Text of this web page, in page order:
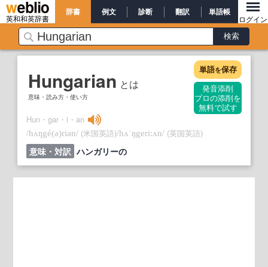
英和和英辞書
辞書 例文 診断 翻訳 単語帳
ログイン
Hungarian とは
意味・読み方・使い方
単語を保存
発音添削
プロの添削を
無料で試す
Hun・gar・i・an
/hʌŋgé(ə)riən/ (米国英語)/hʌˈŋgeri:ʌn/ (英国英語)
意味・対訳 ハンガリーの